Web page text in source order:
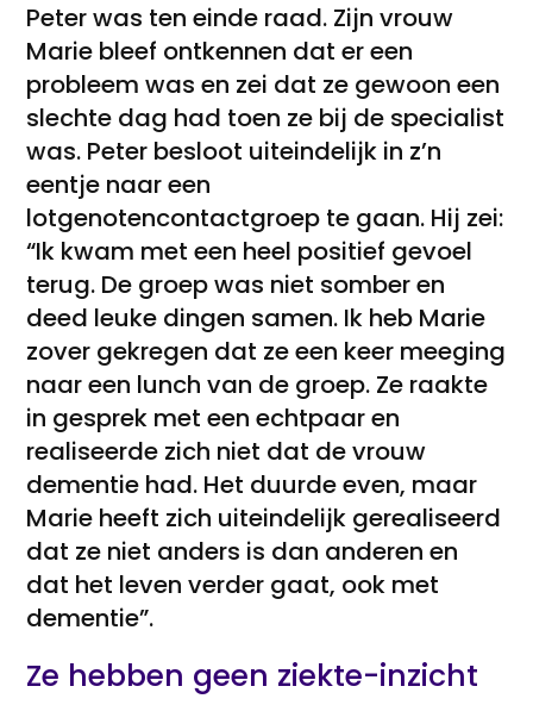
Peter was ten einde raad. Zijn vrouw
Marie bleef ontkennen dat er een
probleem was en zei dat ze gewoon een
slechte dag had toen ze bij de specialist
was. Peter besloot uiteindelijk in z’n
eentje naar een
lotgenotencontactgroep te gaan. Hij zei:
“Ik kwam met een heel positief gevoel
terug. De groep was niet somber en
deed leuke dingen samen. Ik heb Marie
zover gekregen dat ze een keer meeging
naar een lunch van de groep. Ze raakte
in gesprek met een echtpaar en
realiseerde zich niet dat de vrouw
dementie had. Het duurde even, maar
Marie heeft zich uiteindelijk gerealiseerd
dat ze niet anders is dan anderen en
dat het leven verder gaat, ook met
dementie”.
Ze hebben geen ziekte-inzicht